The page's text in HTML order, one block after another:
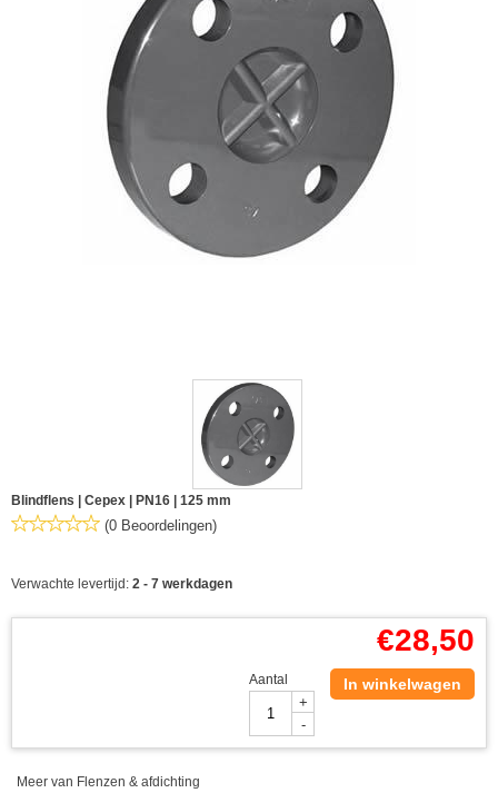
Blindflens | Cepex | PN16 | 125 mm
(0 Beoordelingen)
Verwachte levertijd: 2 - 7 werkdagen
€28,50
Aantal
+
-
In winkelwagen
Meer van Flenzen & afdichting